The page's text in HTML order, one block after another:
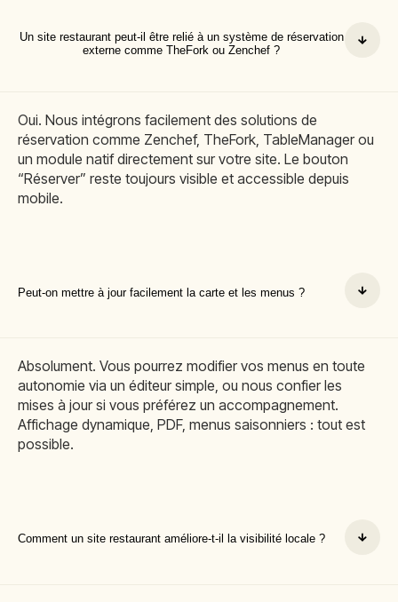
Un site restaurant peut-il être relié à un système de réservation
externe comme TheFork ou Zenchef ?
Oui. Nous intégrons facilement des solutions de
réservation comme Zenchef, TheFork, TableManager ou
un module natif directement sur votre site. Le bouton
“Réserver” reste toujours visible et accessible depuis
mobile.
Peut-on mettre à jour facilement la carte et les menus ?
Absolument. Vous pourrez modifier vos menus en toute
autonomie via un éditeur simple, ou nous confier les
mises à jour si vous préférez un accompagnement.
Affichage dynamique, PDF, menus saisonniers : tout est
possible.
Comment un site restaurant améliore-t-il la visibilité locale ?